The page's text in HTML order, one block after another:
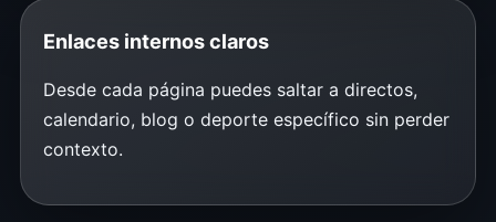
Enlaces internos claros
Desde cada página puedes saltar a directos,
calendario, blog o deporte específico sin perder
contexto.